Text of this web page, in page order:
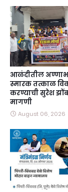
आळंदीतील
स्मारक तत्काळ
करण्याची सुरेश
मागणी
August 06, 2026